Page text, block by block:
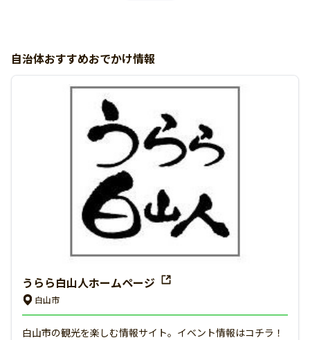
自治体おすすめおでかけ情報
うらら白山人ホームページ
白山市
白山市の観光を楽しむ情報サイト。イベント情報はコチラ！